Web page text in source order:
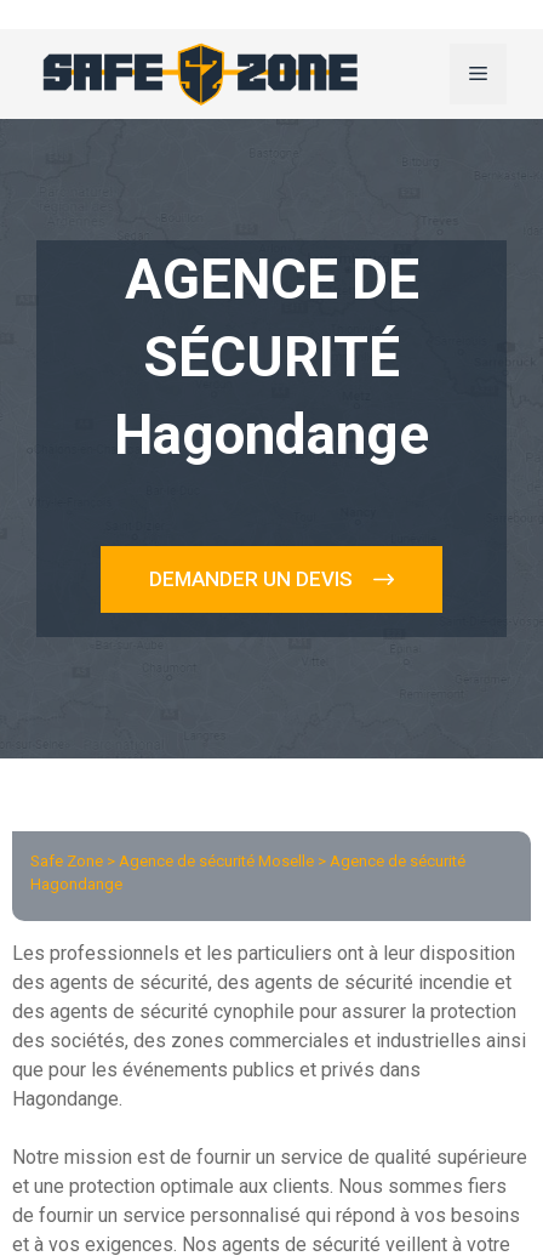
Menu
AGENCE DE
SÉCURITÉ
Hagondange
DEMANDER UN DEVIS
Safe Zone > Agence de sécurité Moselle > Agence de sécurité
Hagondange
Les professionnels et les particuliers ont à leur disposition
des agents de sécurité, des agents de sécurité incendie et
des agents de sécurité cynophile pour assurer la protection
des sociétés, des zones commerciales et industrielles ainsi
que pour les événements publics et privés dans
Hagondange.
Notre mission est de fournir un service de qualité supérieure
et une protection optimale aux clients. Nous sommes fiers
de fournir un service personnalisé qui répond à vos besoins
et à vos exigences. Nos agents de sécurité veillent à votre